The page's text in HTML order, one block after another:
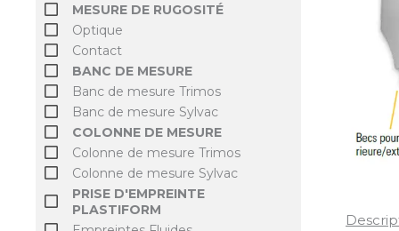
MESURE DE RUGOSITÉ
Optique
Contact
BANC DE MESURE
Banc de mesure Trimos
Banc de mesure Sylvac
COLONNE DE MESURE
Colonne de mesure Trimos
Colonne de mesure Sylvac
PRISE D'EMPREINTE
PLASTIFORM